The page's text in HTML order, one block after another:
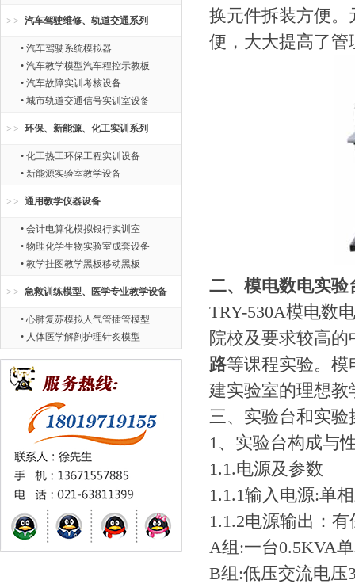
汽车驾驶维修、轨道交通系列
• 汽车驾驶系统模拟器
• 汽车教学模型汽车程控示教板
• 汽车故障实训考核设备
• 城市轨道交通信号实训室设备
环保、新能源、化工实训系列
• 化工热工环保工程实训设备
• 新能源实验室教学设备
通用教学仪器设备
• 会计电算化模拟银行实训室
• 物理化学生物实验室成套设备
• 教学挂图教学黑板移动黑板
急救训练模型、医学专业教学设备
• 心肺复苏模拟人气管插管模型
• 人体医学解剖护理针炙模型
换元件拆装方便
便，大大提高了
二、模电数电实验
TRY-530A模电数
院校及要求较高
路等课程实验。
建实验室的理想教
三、实验台和实
1、实验台构成与
1.1.电源及参数
1.1.1输入电源:单
1.1.2电源输出：
A组:一台0.5KVA
B组:低压交流电压